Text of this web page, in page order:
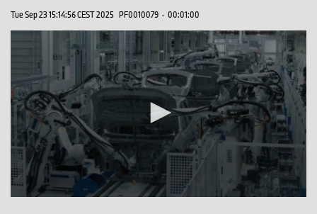
Tue Sep 23 15:14:56 CEST 2025 PF0010079 · 00:01:00